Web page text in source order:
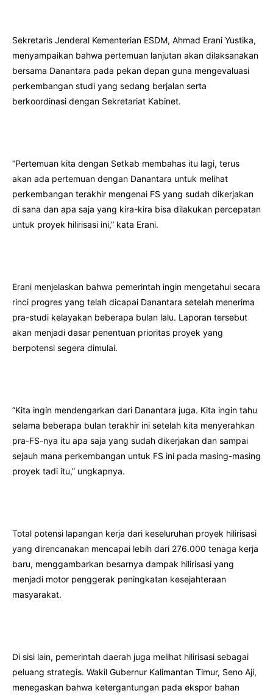
Sekretaris Jenderal Kementerian ESDM, Ahmad Erani Yustika,
menyampaikan bahwa pertemuan lanjutan akan dilaksanakan
bersama Danantara pada pekan depan guna mengevaluasi
perkembangan studi yang sedang berjalan serta
berkoordinasi dengan Sekretariat Kabinet.
“Pertemuan kita dengan Setkab membahas itu lagi, terus
akan ada pertemuan dengan Danantara untuk melihat
perkembangan terakhir mengenai FS yang sudah dikerjakan
di sana dan apa saja yang kira-kira bisa dilakukan percepatan
untuk proyek hilirisasi ini,” kata Erani.
Erani menjelaskan bahwa pemerintah ingin mengetahui secara
rinci progres yang telah dicapai Danantara setelah menerima
pra-studi kelayakan beberapa bulan lalu. Laporan tersebut
akan menjadi dasar penentuan prioritas proyek yang
berpotensi segera dimulai.
“Kita ingin mendengarkan dari Danantara juga. Kita ingin tahu
selama beberapa bulan terakhir ini setelah kita menyerahkan
pra-FS-nya itu apa saja yang sudah dikerjakan dan sampai
sejauh mana perkembangan untuk FS ini pada masing-masing
proyek tadi itu,” ungkapnya.
Total potensi lapangan kerja dari keseluruhan proyek hilirisasi
yang direncanakan mencapai lebih dari 276.000 tenaga kerja
baru, menggambarkan besarnya dampak hilirisasi yang
menjadi motor penggerak peningkatan kesejahteraan
masyarakat.
Di sisi lain, pemerintah daerah juga melihat hilirisasi sebagai
peluang strategis. Wakil Gubernur Kalimantan Timur, Seno Aji,
menegaskan bahwa ketergantungan pada ekspor bahan